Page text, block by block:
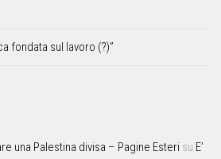
fondata sul lavoro (?)”
una Palestina divisa – Pagine Esteri su E’